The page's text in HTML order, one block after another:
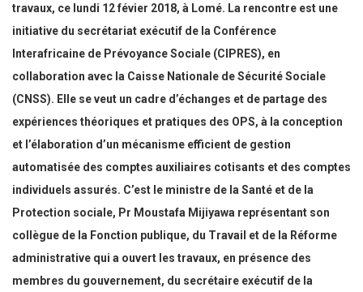
travaux, ce lundi 12 févier 2018, à Lomé. La rencontre est une
initiative du secrétariat exécutif de la Conférence
Interafricaine de Prévoyance Sociale (CIPRES), en
collaboration avec la Caisse Nationale de Sécurité Sociale
(CNSS). Elle se veut un cadre d’échanges et de partage des
expériences théoriques et pratiques des OPS, à la conception
et l’élaboration d’un mécanisme efficient de gestion
automatisée des comptes auxiliaires cotisants et des comptes
individuels assurés. C’est le ministre de la Santé et de la
Protection sociale, Pr Moustafa Mijiyawa représentant son
collègue de la Fonction publique, du Travail et de la Réforme
administrative qui a ouvert les travaux, en présence des
membres du gouvernement, du secrétaire exécutif de la